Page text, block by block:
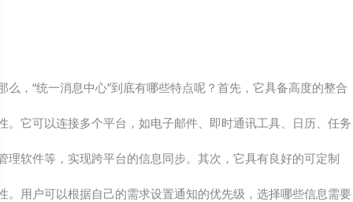
么，“统一消息中心”到底有哪些特点呢？首先，它具备高度的整合
。它可以连接多个平台，如电子邮件、即时通讯工具、日历、任务
理软件等，实现跨平台的信息同步。其次，它具有良好的可定制
。用户可以根据自己的需求设置通知的优先级，选择哪些信息需要